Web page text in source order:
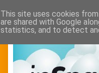
This site uses cookies
are shared with Google
statistics, and to detect